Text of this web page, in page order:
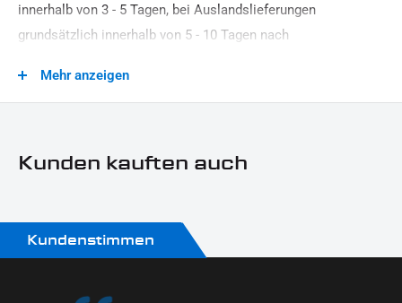
innerhalb von 3 - 5 Tagen, bei Auslandslieferungen
grundsätzlich innerhalb von 5 - 10 Tagen nach
Zeitpunkt Ihrer Zahlungsanweisung).Beachten Sie, dass an
Mehr anzeigen
Kunden kauften auch
Kundenstimmen